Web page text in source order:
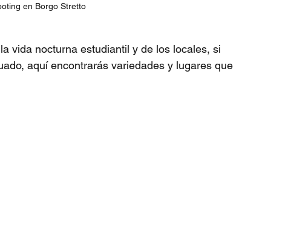
en Borgo Stretto
vida nocturna estudiantil y de los locales, si
aquí encontrarás variedades y lugares que